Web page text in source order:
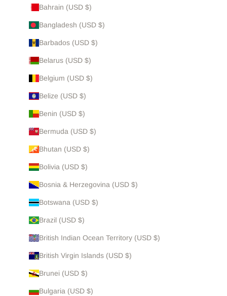
Bahrain (USD $)
Bangladesh (USD $)
Barbados (USD $)
Belarus (USD $)
Belgium (USD $)
Belize (USD $)
Benin (USD $)
Bermuda (USD $)
Bhutan (USD $)
Bolivia (USD $)
Bosnia & Herzegovina (USD $)
Botswana (USD $)
Brazil (USD $)
British Indian Ocean Territory (USD $)
British Virgin Islands (USD $)
Brunei (USD $)
Bulgaria (USD $)